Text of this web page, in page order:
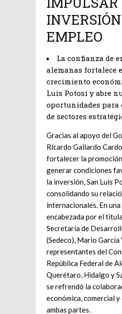
EMPLEO
La confianza de
alemanas fortalece
crecimiento
Luis Potosí y abre
oportunidades para
de sectores
Gracias al apoyo del
Ricardo Gallardo
fortalecer la
generar condiciones
la inversión, San Luis
consolidando su
internacionales. En
encabezada por el
Secretaría de
(Sedeco), Mario García
representantes del
República Federal de
Querétaro, Hidalgo y
se refrendó la
económica, comercial
ambas partes.